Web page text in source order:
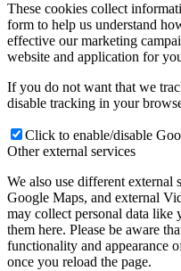
These cookies collect
form to help us understand
effective our marketing
website and application for
If you do not want that we
disable tracking in your
Click to enable/disable
Other external services
We also use different external
Google Maps, and external
may collect personal data
them here. Please be aware
functionality and appearance
once you reload the page.